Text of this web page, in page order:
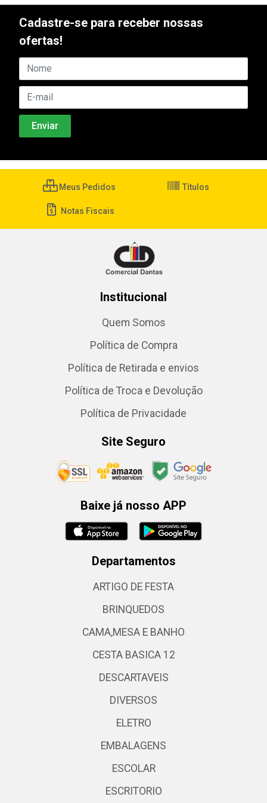
Cadastre-se para receber nossas
ofertas!
Meus Pedidos Títulos
Notas Fiscais
Institucional
Quem Somos
Política de Compra
Política de Retirada e envios
Política de Troca e Devolução
Política de Privacidade
Site Seguro
Baixe já nosso APP
Departamentos
ARTIGO DE FESTA
BRINQUEDOS
CAMA,MESA E BANHO
CESTA BASICA 12
DESCARTAVEIS
DIVERSOS
ELETRO
EMBALAGENS
ESCOLAR
ESCRITORIO